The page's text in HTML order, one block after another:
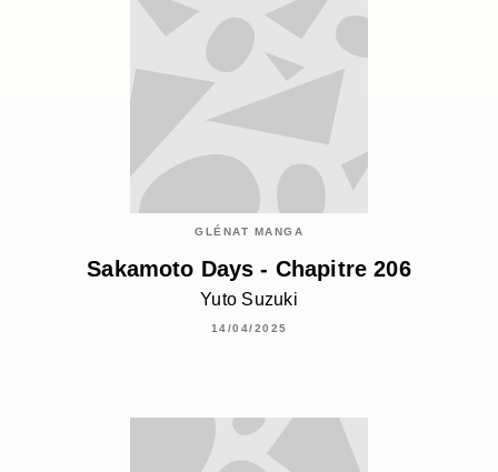
GLÉNAT MANGA
Sakamoto Days - Chapitre 206
Yuto Suzuki
14/04/2025